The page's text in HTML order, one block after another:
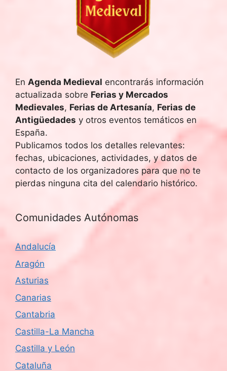
En Agenda Medieval encontrarás información
actualizada sobre Ferias y Mercados
Medievales, Ferias de Artesanía, Ferias de
Antigüedades y otros eventos temáticos en
España.
Publicamos todos los detalles relevantes:
fechas, ubicaciones, actividades, y datos de
contacto de los organizadores para que no te
pierdas ninguna cita del calendario histórico.
Comunidades Autónomas
Andalucía
Aragón
Asturias
Canarias
Cantabria
Castilla-La Mancha
Castilla y León
Cataluña